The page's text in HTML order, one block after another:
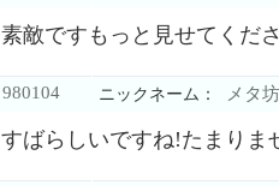
素敵ですもっと見せてくだ
980104 ニックネーム： メタ
すばらしいですね!たまりま